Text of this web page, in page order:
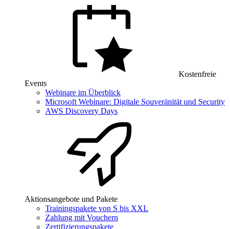
Kostenfreie
Events
Webinare im Überblick
Microsoft Webinare: Digitale Souveränität und Security
AWS Discovery Days
Aktionsangebote und Pakete
Trainingspakete von S bis XXL
Zahlung mit Vouchern
Zertifizierungspakete